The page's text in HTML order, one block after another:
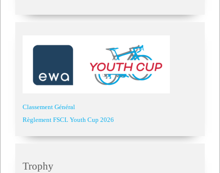
Classement Général
Règlement FSCL Youth Cup 2026
Trophy